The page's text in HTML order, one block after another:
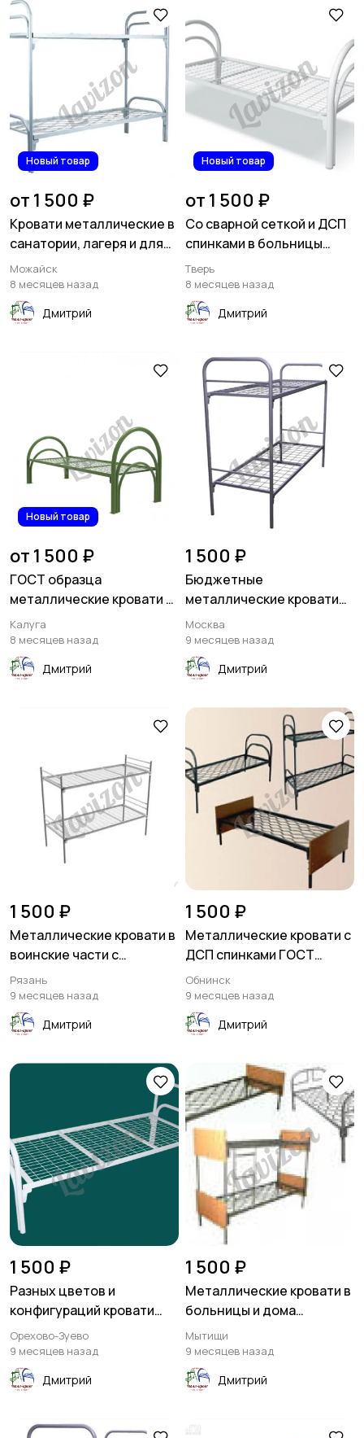
Новый товар
от 1 500 ₽
Кровати металлические в
санатории, лагеря и для
дачи
Можайск
8 месяцев назад
Дмитрий
Новый товар
от 1 500 ₽
Со сварной сеткой и ДСП
спинками в больницы
кровати металлические
Тверь
8 месяцев назад
Дмитрий
Новый товар
от 1 500 ₽
ГОСТ образца
металлические кровати в
санатории
Калуга
8 месяцев назад
Дмитрий
1 500 ₽
Бюджетные
металлические кровати
односпальные со сварной
сеткой
Москва
9 месяцев назад
Дмитрий
1 500 ₽
Металлические кровати в
воинские части с
доставкой
Рязань
9 месяцев назад
Дмитрий
1 500 ₽
Металлические кровати с
ДСП спинками ГОСТ
образца
Обнинск
9 месяцев назад
Дмитрий
1 500 ₽
Разных цветов и
конфигураций кровати
металлические
Орехово-Зуево
9 месяцев назад
Дмитрий
1 500 ₽
Металлические кровати в
больницы и дома
престарелых
Мытищи
9 месяцев назад
Дмитрий